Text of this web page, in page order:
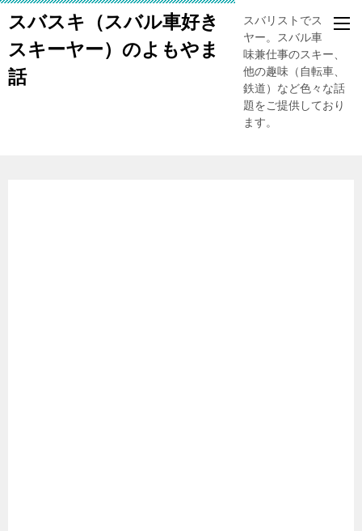
スバスキ（スバル車好き
スキーヤー）のよもやま
話
スバリストでスキー
ヤー。スバル車、趣
味兼仕事のスキー、
他の趣味（自転車、
鉄道）など色々な話
題をご提供しており
ます。